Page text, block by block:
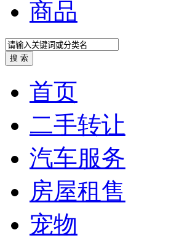
商品
首页
二手转让
汽车服务
房屋租售
宠物